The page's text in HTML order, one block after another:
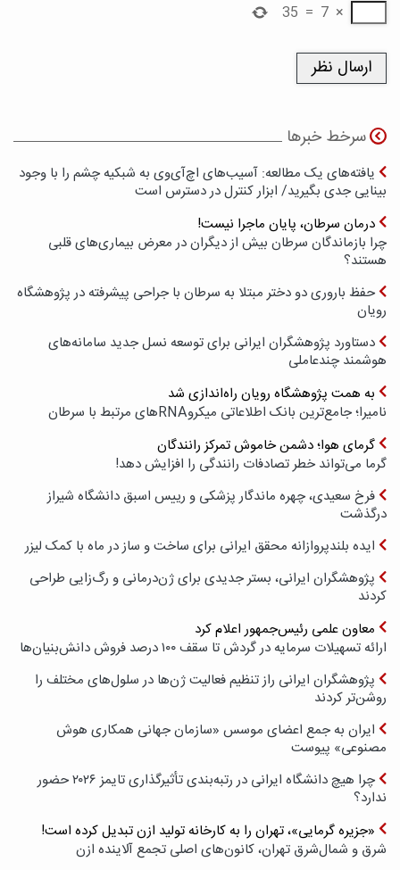
×
7
=
35
سرخط خبرها
یافته‌های یک مطالعه: آسیب‌های اچ‌آی‌وی به شبکیه چشم را با وجود
بینایی جدی بگیرید/ ابزار کنترل در دسترس است
درمان سرطان، پایان ماجرا نیست!
چرا بازماندگان سرطان بیش از دیگران در معرض بیماری‌های قلبی
هستند؟
حفظ باروری دو دختر مبتلا به سرطان با جراحی پیشرفته در پژوهشگاه
رویان
دستاورد پژوهشگران ایرانی برای توسعه نسل جدید سامانه‌های
هوشمند چندعاملی
به همت پژوهشگاه رویان راه‌اندازی شد
نامیرا؛ جامع‌ترین بانک اطلاعاتی میکروRNAهای مرتبط با سرطان
گرمای هوا؛ دشمن خاموش تمرکز رانندگان
گرما می‌تواند خطر تصادفات رانندگی را افزایش دهد!
فرخ سعیدی، چهره ماندگار پزشکی و رییس اسبق دانشگاه شیراز
درگذشت
ایده بلندپروازانه محقق ایرانی برای ساخت و ساز در ماه با کمک لیزر
پژوهشگران ایرانی، بستر جدیدی برای ژن‌درمانی و رگ‌زایی طراحی
کردند
معاون علمی رئیس‌جمهور اعلام کرد
ارائه تسهیلات سرمایه در گردش تا سقف ۱۰۰ درصد فروش دانش‌بنیان‌ها
پژوهشگران ایرانی راز تنظیم فعالیت ژن‌ها در سلول‌های مختلف را
روشن‌تر کردند
ایران به جمع اعضای موسس «سازمان جهانی همکاری هوش
مصنوعی» پیوست
چرا هیچ دانشگاه ایرانی در رتبه‌بندی تأثیرگذاری تایمز ۲۰۲۶ حضور
ندارد؟
«جزیره گرمایی»، تهران را به کارخانه تولید ازن تبدیل کرده است!
شرق و شمال‌شرق تهران، کانون‌های اصلی تجمع آلاینده ازن